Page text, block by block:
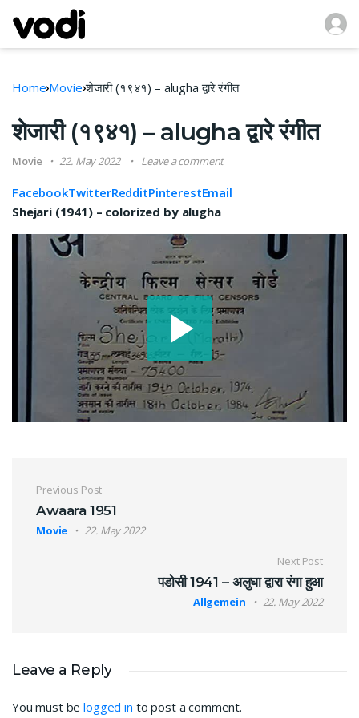
Home Movie शेजारी (१९४१) – alugha द्वारे रंगीत
शेजारी (१९४१) – alugha द्वारे रंगीत
Movie 22. May 2022 Leave a comment
FacebookTwitterRedditPinterestEmail
Shejari (1941) – colorized by alugha
Post navigation
Previous Post
Awaara 1951
Movie 22. May 2022
Next Post
पडोसी 1941 – अलुघा द्वारा रंगा हुआ
Allgemein 22. May 2022
Leave a Reply
You must belogged in to post a comment.